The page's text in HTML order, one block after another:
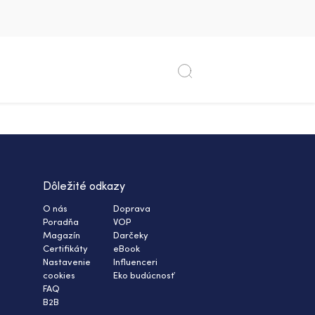
Dôležité odkazy
O nás
Poradňa
Magazín
Certifikáty
Nastavenie
cookies
FAQ
B2B
Doprava
VOP
Darčeky
eBook
Influenceri
Eko budúcnosť